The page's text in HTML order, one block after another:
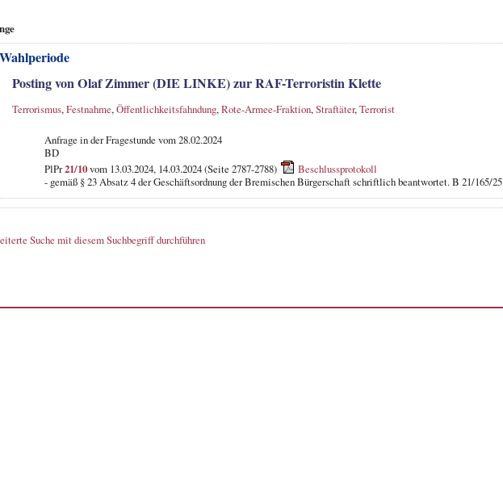
Posting von Olaf Zimmer (DIE LINKE) zur RAF-Terroristin Klette
Terrorismus,Festnahme,Öffentlichkeitsfahndung,Rote-Armee-Fraktion,Straftäter,Terrorist
Anfrage in der Fragestundevom 28.02.2024
BD
PlPr21/10vom 13.03.2024, 14.03.2024 (Seite 2787-2788)
Beschlussprotokoll
- gemäß § 23 Absatz 4 der Geschäftsordnung der Bremischen Bürgerschaft schriftlich beantwortet. B 21/165/25
Suche mit diesem Suchbegriff durchführen